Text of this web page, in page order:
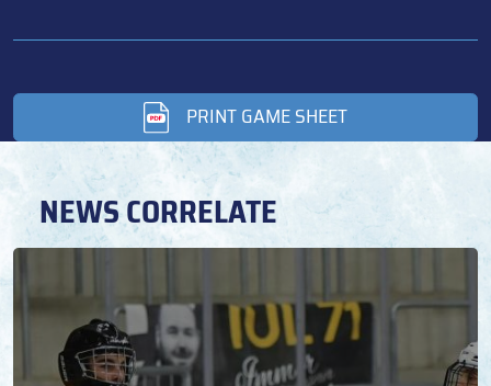
PRINT GAME SHEET
NEWS CORRELATE